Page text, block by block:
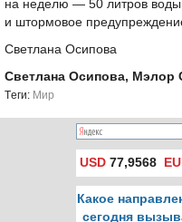
на неделю — 50 литров
и штормовое
Светлана Осипова
Светлана Осипова, Мэлор
Tеги: Мир
USD 77,9568
Какое
сегодня